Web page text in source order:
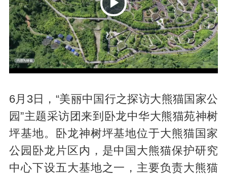
P
l
6月3日，“美丽中国行之探访大熊猫国家公
园”主题采访团来到卧龙中华大熊猫苑神树
坪基地。卧龙神树坪基地位于大熊猫国家
公园卧龙片区内，是中国大熊猫保护研究
中心下设五大基地之一，主要负责大熊猫